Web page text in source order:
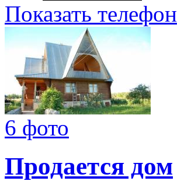
Показать телефон
6 фото
Продается дом